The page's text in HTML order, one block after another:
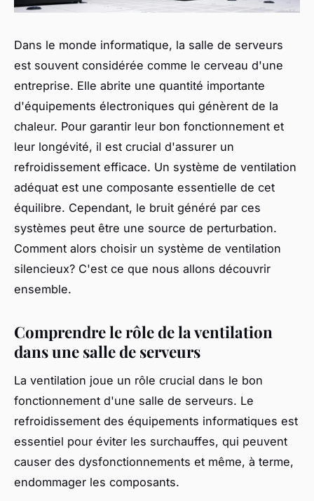
Dans le monde informatique, la salle de serveurs
est souvent considérée comme le cerveau d'une
entreprise. Elle abrite une quantité importante
d'équipements électroniques qui génèrent de la
chaleur. Pour garantir leur bon fonctionnement et
leur longévité, il est crucial d'assurer un
refroidissement efficace. Un système de ventilation
adéquat est une composante essentielle de cet
équilibre. Cependant, le bruit généré par ces
systèmes peut être une source de perturbation.
Comment alors choisir un système de ventilation
silencieux? C'est ce que nous allons découvrir
ensemble.
Comprendre le rôle de la ventilation
dans une salle de serveurs
La ventilation joue un rôle crucial dans le bon
fonctionnement d'une salle de serveurs. Le
refroidissement des équipements informatiques est
essentiel pour éviter les surchauffes, qui peuvent
causer des dysfonctionnements et même, à terme,
endommager les composants.